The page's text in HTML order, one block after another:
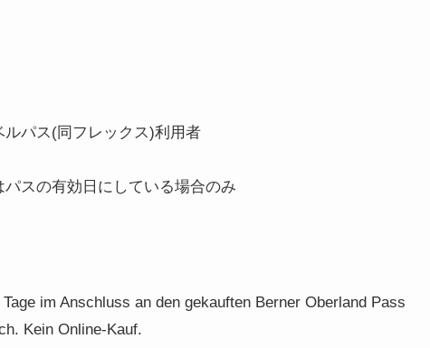
パス(同フレックス)利用者
スの有効日にしている場合のみ
im Anschluss an den gekauften Berner Oberland Pass
Kein Online-Kauf.